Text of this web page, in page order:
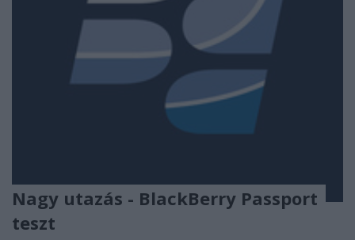
Nagy utazás - BlackBerry Passport
teszt